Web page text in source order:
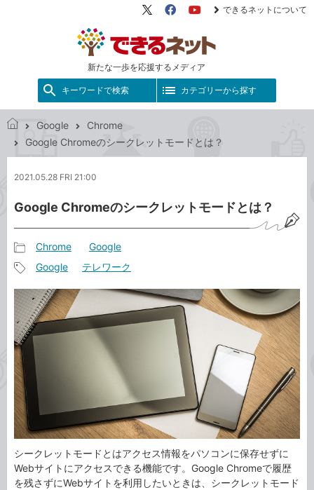
新たな一歩を応援するメディア
X（旧
FacebookYouTube
できるネットについて
キーワードで検索 カテゴリーから探す
で
ネ
ト
Google
Chrome
Google Chromeのシークレットモードとは？
2021.05.28 FRI 21:00
Google Chromeのシークレットモードとは？
事
カ
テ
ゴ
リ
Chrome Google
事
タ
グ
Google テレワーク
シークレットモードとはアクセス情報をパソコンに保存せずに
Webサイトにアクセスできる機能です。Google Chromeで履歴
を残さずにWebサイトを利用したいときは、シークレットモード